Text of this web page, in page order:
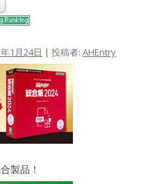
1月24日 | 投稿者: AHEntry
製品！